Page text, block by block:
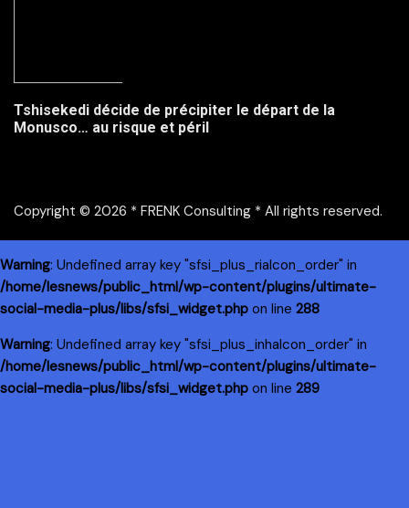
Tshisekedi décide de précipiter le départ de la
Monusco… au risque et péril
Copyright © 2026 * FRENK Consulting * All rights reserved.
Warning: Undefined array key "sfsi_plus_riaIcon_order" in
/home/lesnews/public_html/wp-content/plugins/ultimate-
social-media-plus/libs/sfsi_widget.php on line 288
Warning: Undefined array key "sfsi_plus_inhaIcon_order" in
/home/lesnews/public_html/wp-content/plugins/ultimate-
social-media-plus/libs/sfsi_widget.php on line 289